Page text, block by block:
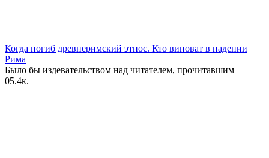
Когда погиб древнеримский этнос. Кто виноват в падении
Рима
Было бы издевательством над читателем, прочитавшим
05.4к.